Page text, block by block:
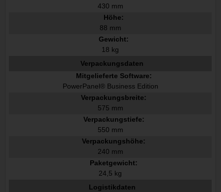
430 mm
Höhe:
88 mm
Gewicht:
18 kg
Verpackungsdaten
Mitgelieferte Software:
PowerPanel® Business Edition
Verpackungsbreite:
575 mm
Verpackungstiefe:
550 mm
Verpackungshöhe:
240 mm
Paketgewicht:
24,5 kg
Logistikdaten